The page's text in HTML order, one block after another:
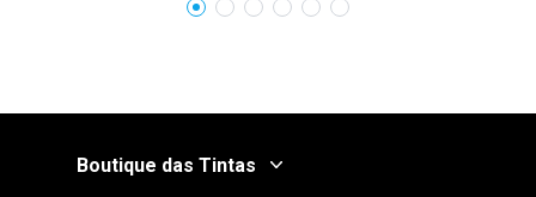
Boutique das Tintas